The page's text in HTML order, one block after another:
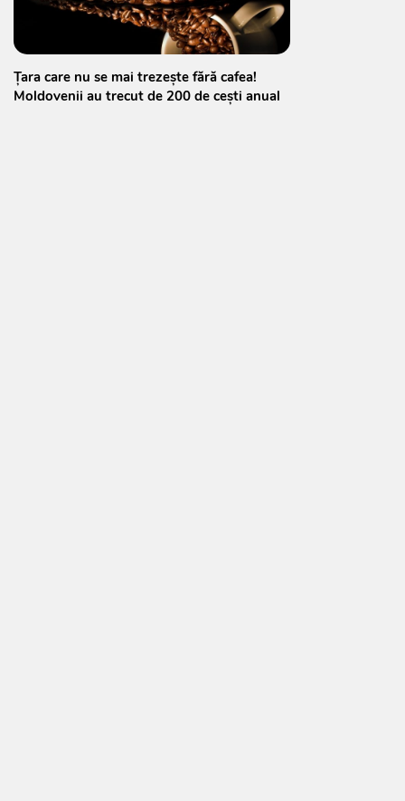
Țara care nu se mai trezește fără cafea!
Moldovenii au trecut de 200 de cești anual